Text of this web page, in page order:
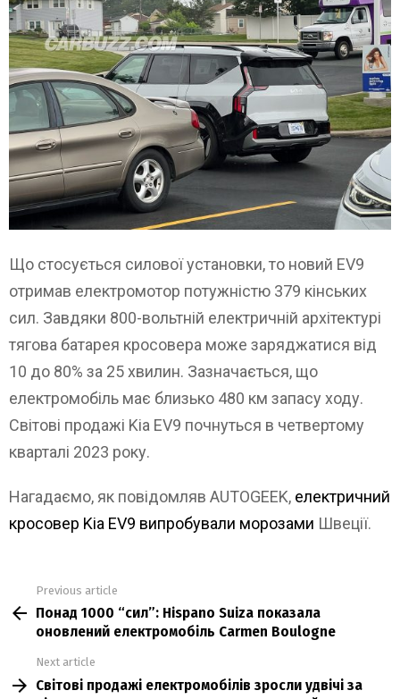
Що стосується силової установки, то новий EV9
отримав електромотор потужністю 379 кінських
сил. Завдяки 800-вольтній електричній архітектурі
тягова батарея кросовера може заряджатися від
10 до 80% за 25 хвилин. Зазначається, що
електромобіль має близько 480 км запасу ходу.
Світові продажі Kia EV9 почнуться в четвертому
кварталі 2023 року.
Нагадаємо, як повідомляв AUTOGEEK, електричний
кросовер Kia EV9 випробували морозами Швеції.
more
Previous article
Понад 1000 “сил”: Hispano Suiza показала
оновлений електромобіль Carmen Boulogne
Next article
Світові продажі електромобілів зросли удвічі за